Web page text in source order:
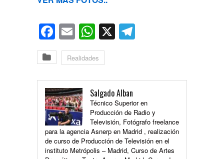
Facebook
EmailWhatsApp
X
Realidades
Salgado Alban
Técnico Superior en
Producción de Radio y
Televisión, Fotógrafo freelance
para la agencia Asnerp en Madrid , realización
de curso de Producción de Televisión en el
instituto Metrópolis – Madrid, Curso de Artes